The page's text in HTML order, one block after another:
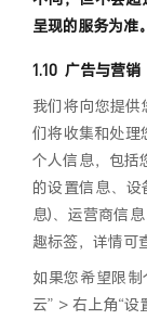
呈现的服务为准。
广告与营销
我们将向您提
们将收集和处理
个人信息，包括
的设置信息、设
息)、运营商信
趣标签，详情可
如果您希望限
云” > 右上角“设